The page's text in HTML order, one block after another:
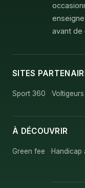
avant de
SITES
Sport 360
À DÉCOUVRIR
Green fee Handicap